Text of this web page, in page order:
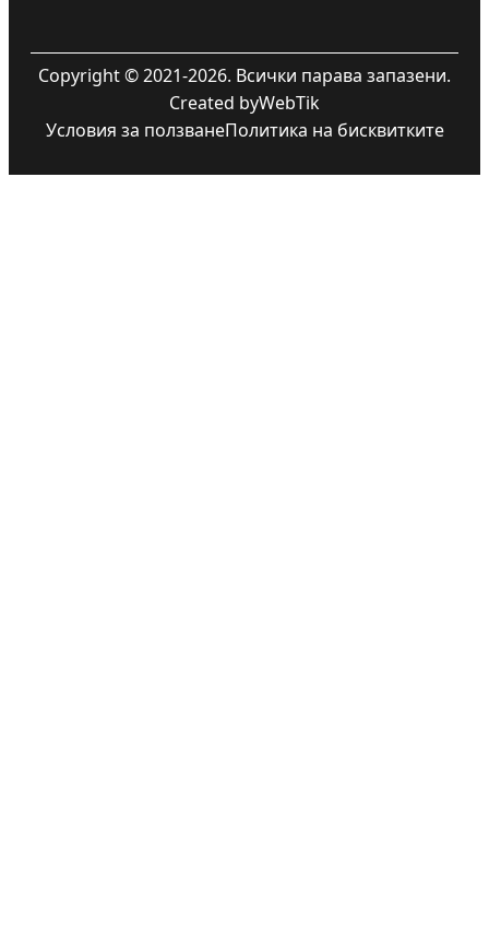
Copyright © 2021-2026. Всички парава запазени.
Created byWebTik
Условия за ползванеПолитика на бисквитките